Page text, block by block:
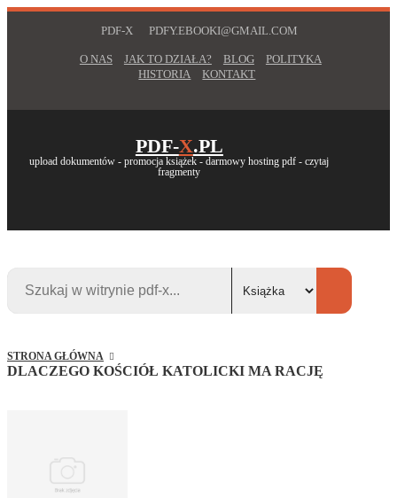
PDF-X PDFY.EBOOKI@GMAIL.COM
O NAS JAK TO DZIAŁA? BLOG
POLITYKA
HISTORIA
KONTAKT
PDF-X.PL
upload dokumentów - promocja książek - darmowy hosting pdf - czytaj
fragmenty
STRONA GŁÓWNA
DLACZEGO KOŚCIÓŁ KATOLICKI MA RACJĘ